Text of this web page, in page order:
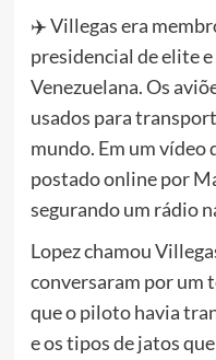
✈️ Villegas era
presidencial de elite
Venezuelana. Os
usados ​​para
mundo. Em um vídeo
postado online por
segurando um rádio
Lopez chamou
conversaram por um
que o piloto havia
e os tipos de jatos